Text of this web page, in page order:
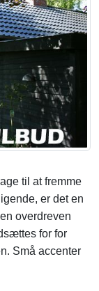
til at fremme
er det en
overdreven
for for
Små accenter